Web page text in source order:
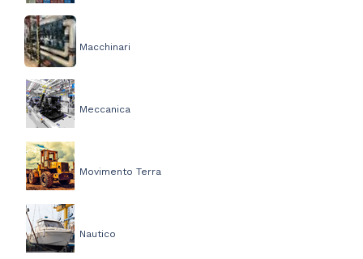
Macchinari
Meccanica
Movimento Terra
Nautico